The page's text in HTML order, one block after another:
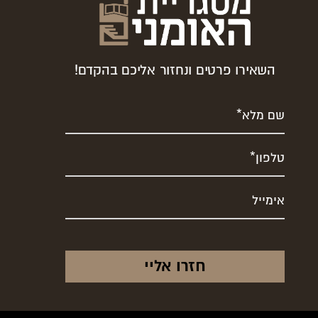
השאירו פרטים ונחזור אליכם בהקדם!